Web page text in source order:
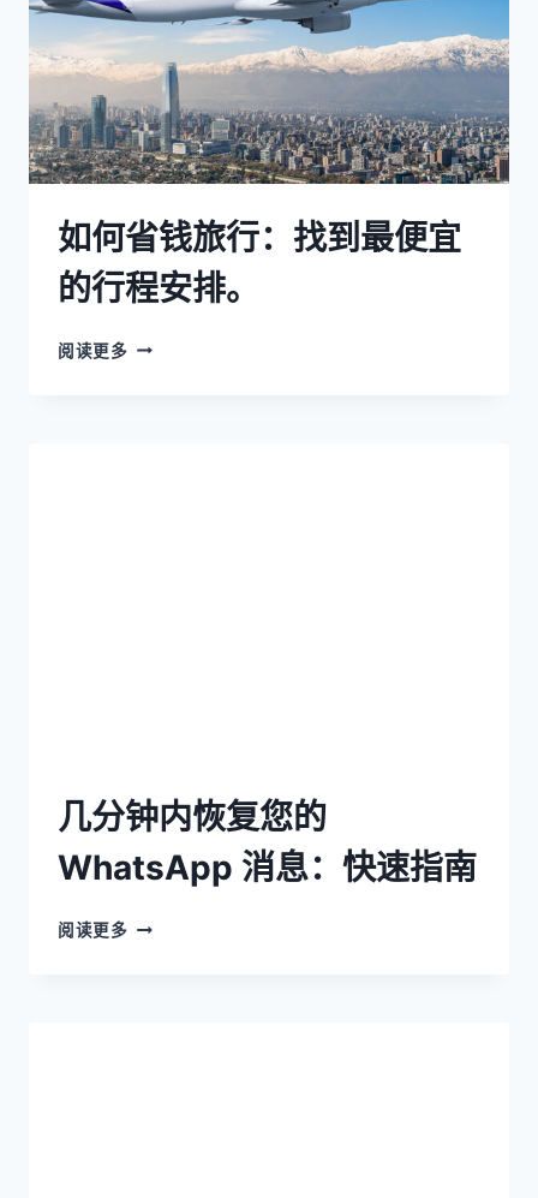
如何省钱旅行：找到最便宜
的行程安排。
阅读更多
几分钟内恢复您的
WhatsApp 消息：快速指南
阅读更多